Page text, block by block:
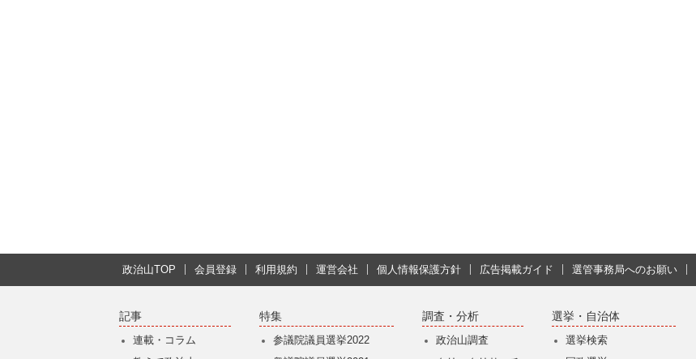
政治山TOP 会員登録 利用規約 運営会社 個人情報保護方針 広告掲載ガイド 選管事務局へのお願い
記事
連載・コラム
特集
参議院議員選挙2022
調査・分析
政治山調査
選挙・自治体
選挙検索